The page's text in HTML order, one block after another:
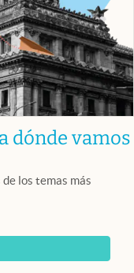
dónde vamos
los temas más